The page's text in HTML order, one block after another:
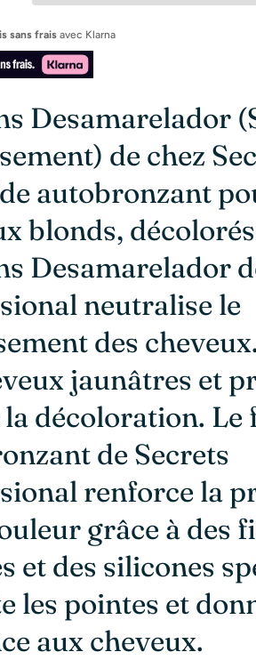
sans frais avec Klarna
Desamarelador
de chez
autobronzant
blonds,
Desamarelador
neutralise le
des
jaunâtres et
décoloration. Le
de Secrets
renforce la
grâce à des
et des silicones
les pointes et
aux cheveux.